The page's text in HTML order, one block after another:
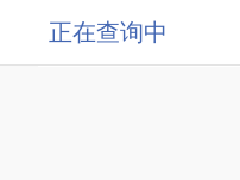
正在查询中